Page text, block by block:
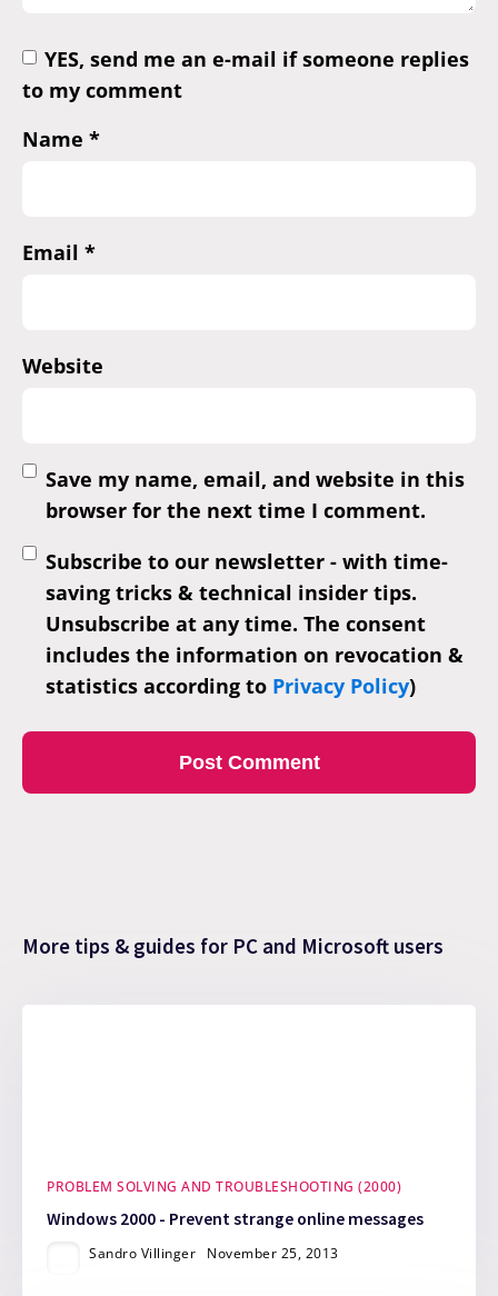
YES, send me an e-mail if someone replies
to my comment
Name *
Email *
Website
Save my name, email, and website in this
browser for the next time I comment.
Subscribe to our newsletter - with time-
saving tricks & technical insider tips.
Unsubscribe at any time. The consent
includes the information on revocation &
statistics according to Privacy Policy)
More tips & guides for PC and Microsoft users
PROBLEM SOLVING AND TROUBLESHOOTING (2000)
Windows 2000 - Prevent strange online messages
Sandro Villinger November 25, 2013